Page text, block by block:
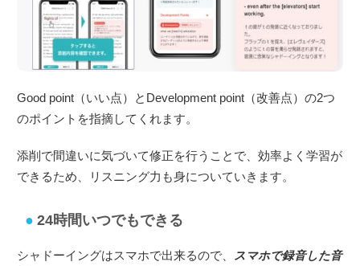
Good point（いい点）とDevelopment point（改善点）の2つ
のポイントを指摘してくれます。
添削で間違いに気づいて修正を行うことで、効率よく学習が
できるため、リスニング力も身についていきます。
24時間いつでもできる
シャドーイングはスマホで出来るので、 スマホで録音した音